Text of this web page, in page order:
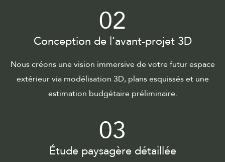
02
Conception de l’avant-projet 3D
Nous créons une vision immersive de votre futur espace
extérieur via modélisation 3D, plans esquissés et une
estimation budgétaire préliminaire.
03
Étude paysagère détaillée